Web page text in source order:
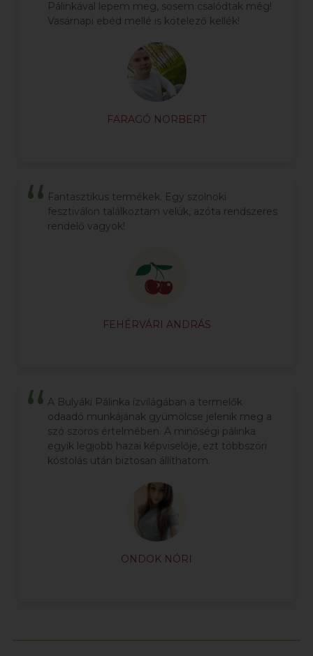
Pálinkával lepem meg, sosem csalódtak még!
Vasárnapi ebéd mellé is kötelező kellék!
FARAGÓ NORBERT
Fantasztikus termékek. Egy szolnoki
fesztiválon találkoztam velük, azóta rendszeres
rendelő vagyok!
FEHÉRVÁRI ANDRÁS
A Bulyáki Pálinka ízvilágában a termelők
odaadó munkájának gyümölcse jelenik meg a
szó szoros értelmében. A minőségi pálinka
egyik legjobb hazai képviselője, ezt többszöri
kóstolás után biztosan állíthatom.
ONDOK NÓRI